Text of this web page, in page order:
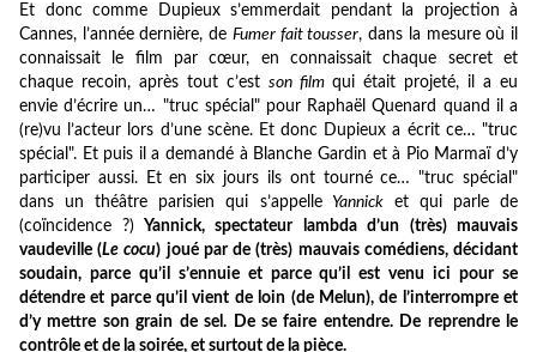
Et donc comme Dupieux s’emmerdait pendant la projection à
Cannes, l’année dernière, de Fumer fait tousser, dans la mesure où il
connaissait le film par cœur, en connaissait chaque secret et
chaque recoin, après tout c’est son filmqui était projeté, il a eu
envie d’écrire un… "truc spécial" pour Raphaël Quenard quand il a
(re)vu l’acteur lors d’une scène. Et donc Dupieux a écrit ce… "truc
spécial". Et puis il a demandé à Blanche Gardin et à Pio Marmaï d’y
participer aussi. Et en six jours ils ont tourné ce… "truc spécial"
dans un théâtre parisien qui s’appelle
Yannicket qui parle de
(coïncidence ?)
Yannick, spectateur lambda d’un (très) mauvais
vaudeville (Le cocu) joué par de (très) mauvais comédiens, décidant
soudain, parce qu’il s’ennuie et parce qu’il est venu ici pour se
détendre et parce qu’il vient de loin (de Melun), de l’interrompre et
d’y mettre son grain de sel. De se faire entendre. De reprendre le
contrôle et de la soirée, et surtout de la pièce.